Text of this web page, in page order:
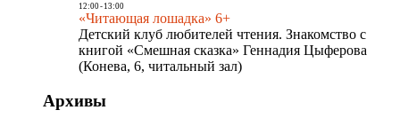
12:00- 13:00
«Читающая лошадка» 6+
Детский клуб любителей чтения. Знакомство с
книгой «Смешная сказка» Геннадия Цыферова
(Конева, 6, читальный зал)
Архивы